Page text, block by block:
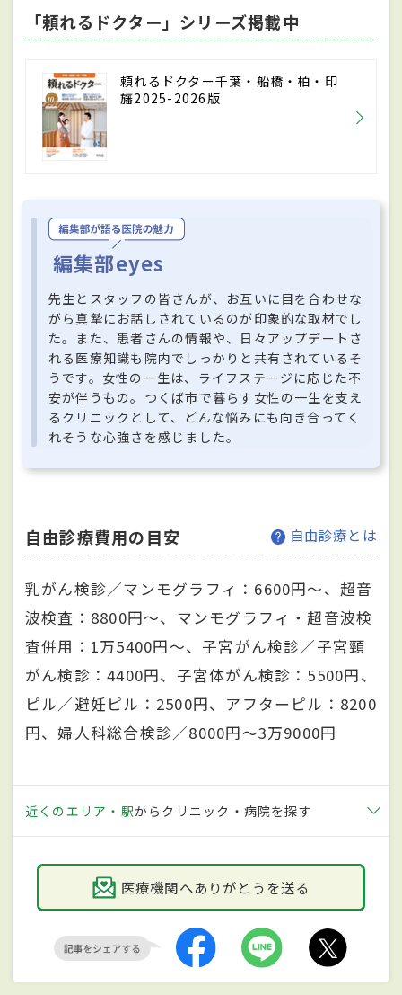
「頼れるドクター」シリーズ掲載中
頼れるドクター千葉・船橋・柏・印
旛2025-2026版
編集部eyes
先生とスタッフの皆さんが、お互いに目を合わせな
がら真摯にお話しされているのが印象的な取材でし
た。また、患者さんの情報や、日々アップデートさ
れる医療知識も院内でしっかりと共有されているそ
うです。女性の一生は、ライフステージに応じた不
安が伴うもの。つくば市で暮らす女性の一生を支え
るクリニックとして、どんな悩みにも向き合ってく
れそうな心強さを感じました。
自由診療費用の目安 自由診療とは
乳がん検診／マンモグラフィ：6600円～、超音
波検査：8800円～、マンモグラフィ・超音波検
査併用：1万5400円～、子宮がん検診／子宮頸
がん検診：4400円、子宮体がん検診：5500円、
ピル／避妊ピル：2500円、アフターピル：8200
円、婦人科総合検診／8000円～3万9000円
近くのエリア・駅からクリニック・病院を探す
医療機関へありがとうを送る